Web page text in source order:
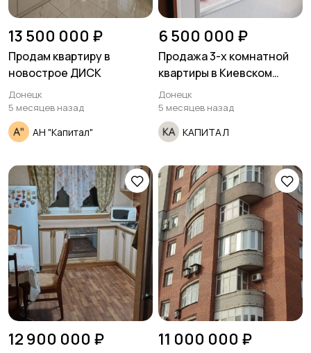
13 500 000 ₽
Продам квартиру в
новострое ДИСК
Донецк
5 месяцев назад
АН "Капитал"
6 500 000 ₽
Продажа 3-х комнатной
квартиры в Киевском
районе улица Артема
Привокзальный.
Донецк
5 месяцев назад
КАПИТАЛ
12 900 000 ₽ 11 000 000 ₽